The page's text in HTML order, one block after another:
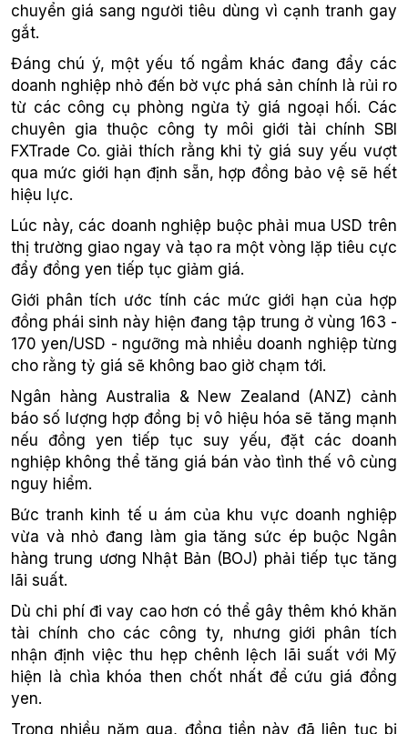
chuyển giá sang người tiêu dùng vì cạnh tranh gay
gắt.
Đáng chú ý, một yếu tố ngầm khác đang đẩy các
doanh nghiệp nhỏ đến bờ vực phá sản chính là rủi ro
từ các công cụ phòng ngừa tỷ giá ngoại hối. Các
chuyên gia thuộc công ty môi giới tài chính SBI
FXTrade Co. giải thích rằng khi tỷ giá suy yếu vượt
qua mức giới hạn định sẵn, hợp đồng bảo vệ sẽ hết
hiệu lực.
Lúc này, các doanh nghiệp buộc phải mua USD trên
thị trường giao ngay và tạo ra một vòng lặp tiêu cực
đẩy đồng yen tiếp tục giảm giá.
Giới phân tích ước tính các mức giới hạn của hợp
đồng phái sinh này hiện đang tập trung ở vùng 163 -
170 yen/USD - ngưỡng mà nhiều doanh nghiệp từng
cho rằng tỷ giá sẽ không bao giờ chạm tới.
Ngân hàng Australia & New Zealand (ANZ) cảnh
báo số lượng hợp đồng bị vô hiệu hóa sẽ tăng mạnh
nếu đồng yen tiếp tục suy yếu, đặt các doanh
nghiệp không thể tăng giá bán vào tình thế vô cùng
nguy hiểm.
Bức tranh kinh tế u ám của khu vực doanh nghiệp
vừa và nhỏ đang làm gia tăng sức ép buộc Ngân
hàng trung ương Nhật Bản (BOJ) phải tiếp tục tăng
lãi suất.
Dù chi phí đi vay cao hơn có thể gây thêm khó khăn
tài chính cho các công ty, nhưng giới phân tích
nhận định việc thu hẹp chênh lệch lãi suất với Mỹ
hiện là chìa khóa then chốt nhất để cứu giá đồng
yen.
Trong nhiều năm qua, đồng tiền này đã liên tục bị